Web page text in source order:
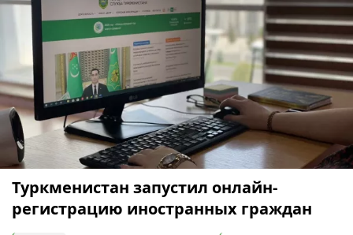
Туркменистан запустил онлайн-
регистрацию иностранных граждан